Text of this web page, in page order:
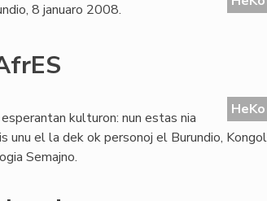
8 januaro 2008.
kulturon: nun estas nia
unu el la dek ok personoj el Burundio,
Semajno.